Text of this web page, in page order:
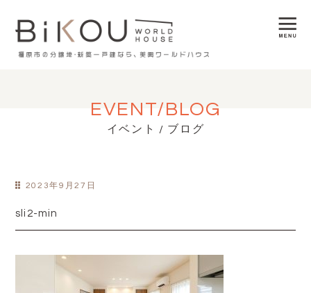
EVENT/BLOG
イベント / ブログ
2023年9月27日
sli2-min